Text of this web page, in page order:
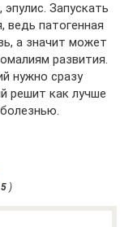
Запускать
ведь патогенная
а значит может
развития.
нужно сразу
решит как лучше
5 )